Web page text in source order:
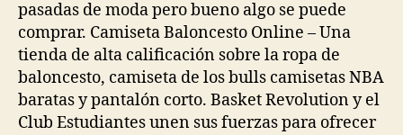
pasadas de moda pero bueno algo se puede
comprar. Camiseta Baloncesto Online – Una
tienda de alta calificación sobre la ropa de
baloncesto, camiseta de los bulls camisetas NBA
baratas y pantalón corto. Basket Revolution y el
Club Estudiantes unen sus fuerzas para ofrecer